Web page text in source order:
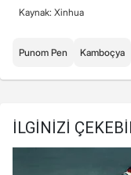
Kaynak: Xinhua
Punom Pen Kamboçya